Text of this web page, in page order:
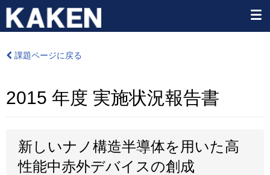
課題ページに戻る
2015 年度 実施状況報告書
新しいナノ構造半導体を用いた高
性能中赤外デバイスの創成